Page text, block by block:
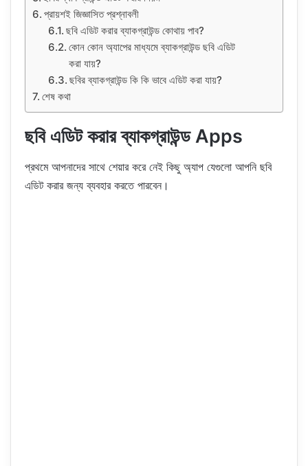
প্রায়শই জিজ্ঞাসিত প্রশ্নাবলী
ছবি এডিট করার ব্যাকগ্রাউন্ড কোথায় পাব?
কোন কোন অ্যাপের মাধ্যমে ব্যাকগ্রাউন্ড ছবি এডিট
করা যায়?
ছবির ব্যাকগ্রাউন্ড কি কি ভাবে এডিট করা যায়?
শেষ কথা
ছবি এডিট করার ব্যাকগ্রাউন্ড Apps
প্রথমে আপনাদের সাথে শেয়ার করে নেই কিছু অ্যাপ যেগুলো আপনি ছবি
এডিট করার জন্য ব্যবহার করতে পারবেন।